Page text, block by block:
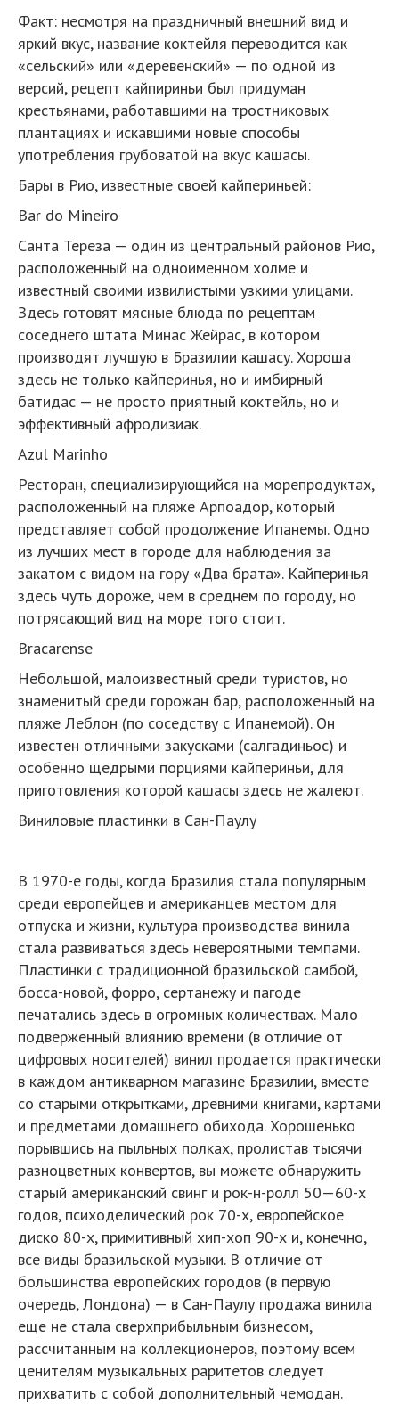
Факт: несмотря на праздничный внешний вид и
яркий вкус, название коктейля переводится как
«сельский» или «деревенский» — по одной из
версий, рецепт кайпириньи был придуман
крестьянами, работавшими на тростниковых
плантациях и искавшими новые способы
употребления грубоватой на вкус кашасы.
Бары в Рио, известные своей кайпериньей:
Bar do Mineiro
Санта Тереза — один из центральный районов Рио,
расположенный на одноименном холме и
известный своими извилистыми узкими улицами.
Здесь готовят мясные блюда по рецептам
соседнего штата Минас Жейрас, в котором
производят лучшую в Бразилии кашасу. Хороша
здесь не только кайперинья, но и имбирный
батидас — не просто приятный коктейль, но и
эффективный афродизиак.
Azul Marinho
Ресторан, специализирующийся на морепродуктах,
расположенный на пляже Арпоадор, который
представляет собой продолжение Ипанемы. Одно
из лучших мест в городе для наблюдения за
закатом с видом на гору «Два брата». Кайперинья
здесь чуть дороже, чем в среднем по городу, но
потрясающий вид на море того стоит.
Bracarense
Небольшой, малоизвестный среди туристов, но
знаменитый среди горожан бар, расположенный на
пляже Леблон (по соседству с Ипанемой). Он
известен отличными закусками (салгадиньос) и
особенно щедрыми порциями кайпериньи, для
приготовления которой кашасы здесь не жалеют.
Виниловые пластинки в Сан-Паулу
В 1970-е годы, когда Бразилия стала популярным
среди европейцев и американцев местом для
отпуска и жизни, культура производства винила
стала развиваться здесь невероятными темпами.
Пластинки с традиционной бразильской самбой,
босса-новой, форро, сертанежу и пагоде
печатались здесь в огромных количествах. Мало
подверженный влиянию времени (в отличие от
цифровых носителей) винил продается практически
в каждом антикварном магазине Бразилии, вместе
со старыми открытками, древними книгами, картами
и предметами домашнего обихода. Хорошенько
порывшись на пыльных полках, пролистав тысячи
разноцветных конвертов, вы можете обнаружить
старый американский свинг и рок-н-ролл 50—60-х
годов, психоделический рок 70-х, европейское
диско 80-х, примитивный хип-хоп 90-х и, конечно,
все виды бразильской музыки. В отличие от
большинства европейских городов (в первую
очередь, Лондона) — в Сан-Паулу продажа винила
еще не стала сверхприбыльным бизнесом,
рассчитанным на коллекционеров, поэтому всем
ценителям музыкальных раритетов следует
прихватить с собой дополнительный чемодан.